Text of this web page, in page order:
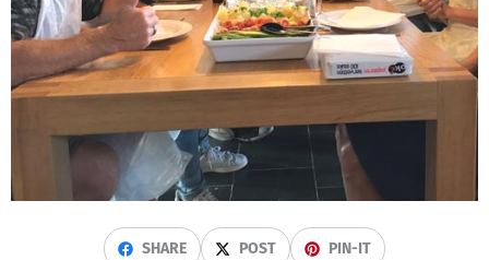
SHARE POST PIN-IT